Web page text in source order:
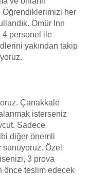
Öğrendiklerimizi her
Ömür Inn
4 personel ile
yakından takip
Çanakkale
isterseniz
Sadece
diğer önemli
Özel
3 prova
önce teslim edecek